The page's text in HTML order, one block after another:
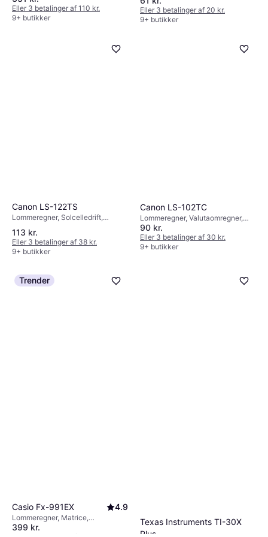
Elektrisk, Batteridrevet, Display:
Monokrom, :
Eller 3 betalinger af 110 kr.
9+ butikker
Eller 3 betalinger af 20 kr.
9+ butikker
Canon LS-122TS
Lommeregner, Solcelledrift,
Batteridrevet, Display: Monokrom,
113 kr.
Eller 3 betalinger af 38 kr.
9+ butikker
Canon LS-102TC
Lommeregner, Valutaomregner,
Batteridrevet, Solcelledrift,
Display: Monokrom, :
90 kr.
Eller 3 betalinger af 30 kr.
9+ butikker
Trender
Casio Fx-991EX 4.9
Lommeregner, Matrice,
Batteridrevet, Solcelledrift, Statisk
399 kr.
Texas Instruments TI-30X
Plus